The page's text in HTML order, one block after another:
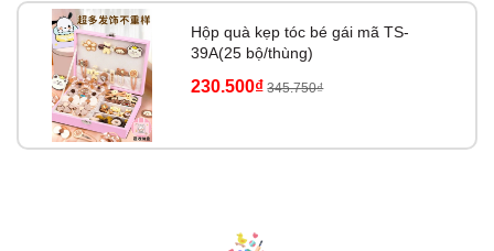
Hộp quà kẹp tóc bé gái mã TS-
39A(25 bộ/thùng)
230.500₫ 345.750₫